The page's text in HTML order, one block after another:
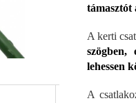
támasztót
A kerti
lehessen
A